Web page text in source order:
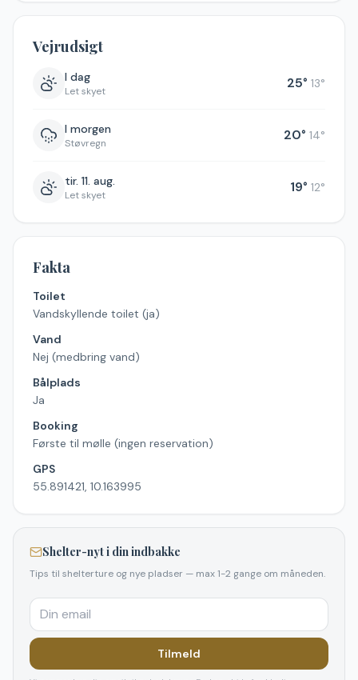
Vejrudsigt
I dag
Let skyet 25° 13°
I morgen
Støvregn 20° 14°
tir. 11. aug.
Let skyet 19° 12°
Fakta
Toilet
Vandskyllende toilet (ja)
Vand
Nej (medbring vand)
Bålplads
Ja
Booking
Første til mølle (ingen reservation)
GPS
55.891421, 10.163995
Shelter-nyt i din indbakke
Tips til shelterture og nye pladser — max 1-2 gange om måneden.
Tilmeld